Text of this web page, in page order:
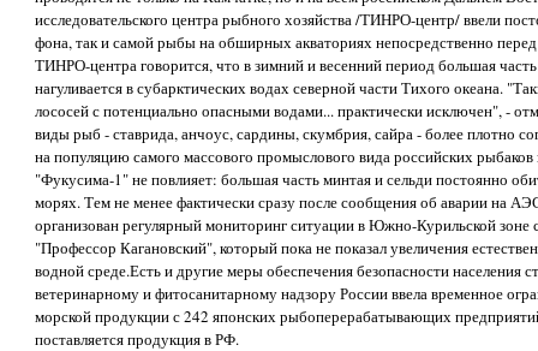
исследовательского центра рыбного хозяйства /ТИНРО-центр/ ввели
фона, так и самой рыбы на обширных акваториях непосредственно
ТИНРО-центра говорится, что в зимний и весенний период большая
нагуливается в субарктических водах северной части Тихого океана.
лососей с потенциально опасными водами... практически исключен", -
виды рыб - ставрида, анчоус, сардины, скумбрия, сайра - более плотно
на популяцию самого массового промыслового вида российских
"Фукусима-1" не повлияет: большая часть минтая и сельди постоянно
морях. Тем не менее фактически сразу после сообщения об аварии на
организован регулярный мониторинг ситуации в Южно-Курильской зоне
"Профессор Кагановский", который пока не показал увеличения
водной среде.Есть и другие меры обеспечения безопасности населения
ветеринарному и фитосанитарному надзору России ввела временное
морской продукции с 242 японских рыбоперерабатывающих
поставляется продукция в РФ.